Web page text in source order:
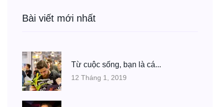
Bài viết mới nhất
Từ cuộc sống, bạn là cá...
12 Tháng 1, 2019